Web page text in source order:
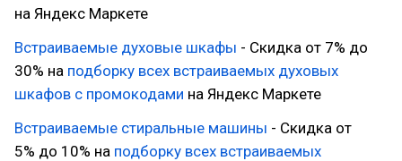
на Яндекс Маркете
Встраиваемые духовые шкафы - Скидка от 7% до
30% на подборку всех встраиваемых духовых
шкафов с промокодами на Яндекс Маркете
Встраиваемые стиральные машины - Скидка от
5% до 10% на подборку всех встраиваемых